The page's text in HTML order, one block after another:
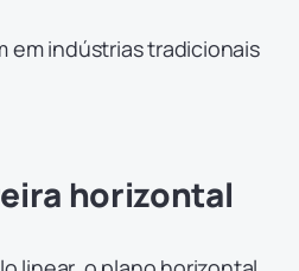
em indústrias tradicionais
horizontal